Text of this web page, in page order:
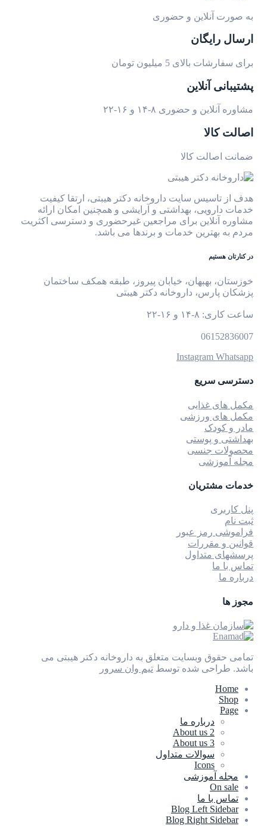
به صورت آنلاین و حضوری
ارسال رایگان
برای سفارشات بالای 5 میلیون تومان
پشتیبانی آنلاین
مشاوره آنلاین و حضوری ۸-۱۴ و ۱۶-۲۲
اصالت کالا
ضمانت اصالت کالا
هدف از تاسیس سایت داروخانه دکتر هیبتی، ارتقا کیفیت
خدمات دارویی، بهداشتی و آرایشی و همچنین امکان ارائه
مشاوره آنلاین برای مراجعین غیرحضوری و دسترسی اکثریت
مردم به بهترین خدمات و برندها می باشد.
در کنارتان هستیم
خوزستان، بهبهان، خیابان پیروز، طبقه همکف ساختمان
پزشکان پارس، داروخانه دکتر هیبتی
ساعت کاری: ۸-۱۴ و ۱۶-۲۲
06152836007
Instagram Whatsapp
دسترسی سریع
مکمل های غذایی
مکمل های ورزشی
مادر و کودک
بهداشتی و پوستی
محصولات جنسی
مجله آموزشی
خدمات مشتریان
پنل کاربری
ثبت نام
فراموشی رمز عبور
قوانین و مقررات
پرسشهای متداول
تماس با ما
درباره ما
مجوز ها
تمامی حقوق وبسایت متعلق به داروخانه دکتر هیبتی می
باشد. طراحی شده توسط تیم وان سرور
Home
Shop
Page
درباره ما
About us 2
About us 3
سوالات متداول
Icons
مجله آموزشی
On sale
تماس با ما
Blog Left Sidebar
Blog Right Sidebar